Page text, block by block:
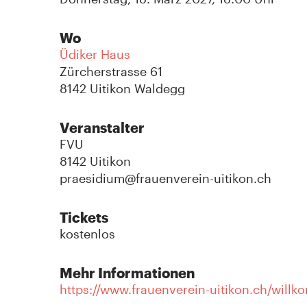
Wo
Üdiker Haus
Zürcherstrasse 61
8142 Uitikon Waldegg
Veranstalter
FVU
8142 Uitikon
praesidium@frauenverein-uitikon.ch
Tickets
kostenlos
Mehr Informationen
https://www.frauenverein-uitikon.ch/